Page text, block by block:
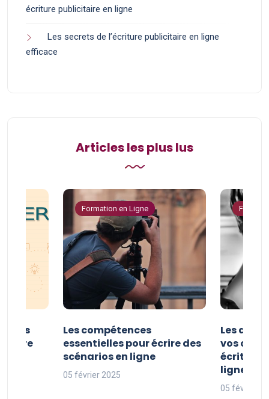
écriture publicitaire en ligne
Les secrets de l’écriture publicitaire en ligne
efficace
Articles les plus lus
vos
Formation en Ligne
Les compétences
essentielles pour écrire des
scénarios en ligne
05 février 2025
Les
vos
écriture
ligne
05 février